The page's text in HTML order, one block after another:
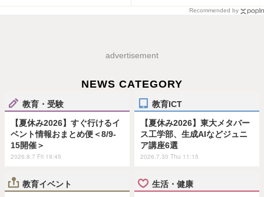
Recommended by
advertisement
NEWS CATEGORY
教育・受験
【夏休み2026】すぐ行けるイ
ベント情報おまとめ便＜8/9-
15開催＞
2026.8.7 Fri 19:45
教育ICT
【夏休み2026】東大メタバー
ス工学部、生成AIなどジュニ
ア講座6選
2026.7.30 Thu 11:15
教育イベント 生活・健康